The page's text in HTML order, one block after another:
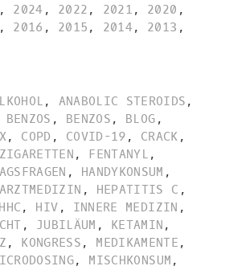
, 2024 , 2022 , 2021 , 2020 ,
, 2016 , 2015 , 2014, 2013 ,
, ANABOLIC STEROIDS ,
BENZOS , BENZOS , BLOG ,
, COPD , COVID-19 , CRACK ,
, FENTANYL ,
, HANDYKONSUM ,
, HEPATITIS C ,
HHC , HIV , INNERE MEDIZIN ,
, JUBILÄUM , KETAMIN ,
, KONGRESS , MEDIKAMENTE ,
, MISCHKONSUM ,